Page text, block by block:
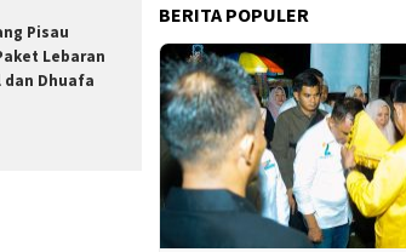
Pisau
Lebaran
Dhuafa
BERITA POPULER